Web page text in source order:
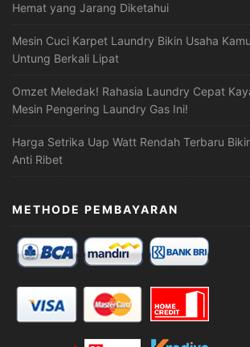
Hemat yang Jarang Diketahui
Mesin Cuci Karpet Laundry Bikin Usaha
Untung Berkali Lipat
Omzet Meledak! Rahasia Laundry Cepat
Mesin Pengering Laundry Gas Ini!
Harga Setrika Uap Watt Rendah Terbaru
Anti Ribet
METHODE PEMBAYARAN